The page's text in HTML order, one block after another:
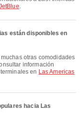
.
están disponibles en
información
en Las Americas
hacia Las